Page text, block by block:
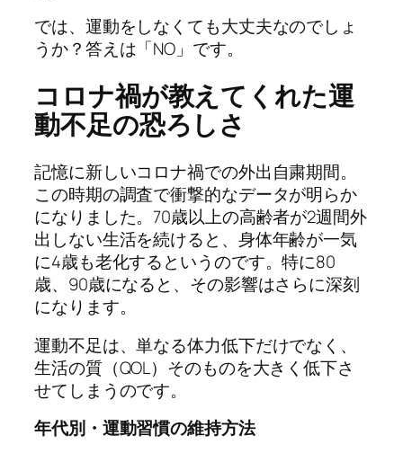
では、運動をしなくても大丈夫なのでしょ
うか？答えは「NO」です。
コロナ禍が教えてくれた運
動不足の恐ろしさ
記憶に新しいコロナ禍での外出自粛期間。
この時期の調査で衝撃的なデータが明らか
になりました。70歳以上の高齢者が2週間外
出しない生活を続けると、身体年齢が一気
に4歳も老化するというのです。特に80
歳、90歳になると、その影響はさらに深刻
になります。
運動不足は、単なる体力低下だけでなく、
生活の質（QOL）そのものを大きく低下さ
せてしまうのです。
年代別・運動習慣の維持方法